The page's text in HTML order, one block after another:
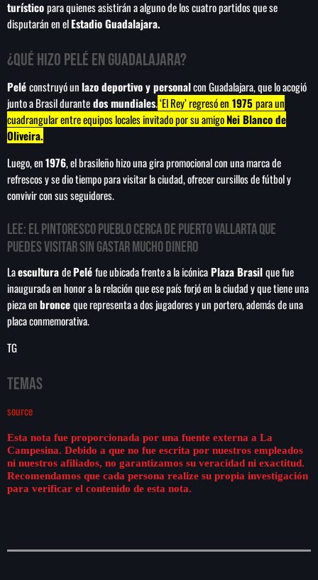
turísticopara quienes asistirán a alguno de los cuatro partidos que se
disputarán en elEstadio Guadalajara.
¿Qué hizo Pelé en Guadalajara?
Peléconstruyó unlazo deportivo y personalcon Guadalajara, que lo acogió
junto a Brasil durantedos mundiales.‘El Rey’ regresó en 1975para un
cuadrangular entre equipos locales invitado por su amigoNei Blanco de
Oliveira.
Luego, en1976, el brasileño hizo una gira promocional con una marca de
refrescos y se dio tiempo para visitar la ciudad, ofrecer cursillos de fútbol y
convivir con sus seguidores.
LEE: El pintoresco pueblo cerca de Puerto Vallarta que
puedes visitar sin gastar mucho dinero
LaesculturadePeléfue ubicada frente a la icónica Plaza Brasilque fue
inaugurada en honor a la relación que ese país forjó en la ciudad y que tiene una
pieza enbronceque representa a dos jugadores y un portero, además de una
placa conmemorativa.
TG
Temas
source
Esta nota fue proporcionada por una fuente externa a La
Campesina. Debido a que no fue escrita por nuestros empleados
ni nuestros afiliados, no garantizamos su veracidad ni exactitud.
Recomendamos que cada persona realize su propia investigación
para verificar el contenido de esta nota.